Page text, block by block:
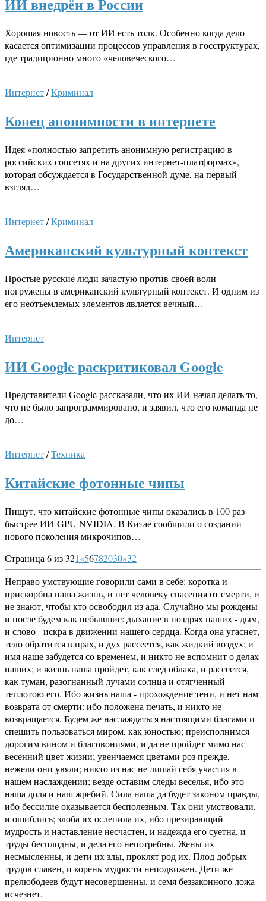
Хорошая новость — от ИИ есть толк. Особенно когда дело
касается оптимизации процессов управления в госструктурах,
где традиционно много «человеческого…
Интернет/Криминал
Конец анонимности в интернете
Идея «полностью запретить анонимную регистрацию в
российских соцсетях и на других интернет-платформах»,
которая обсуждается в Государственной думе, на первый
взгляд…
Интернет/Криминал
Американский культурный контекст
Простые русские люди зачастую против своей воли
погружены в американский культурный контекст. И одним из
его неотъемлемых элементов является вечный…
Интернет
ИИ Google раскритиковал Google
Представители Google рассказали, что их ИИ начал делать то,
что не было запрограммировано, и заявил, что его команда не
до…
Интернет/Техника
Китайские фотонные чипы
Пишут, что китайские фотонные чипы оказались в 100 раз
быстрее ИИ-GPU NVIDIA. В Китае сообщили о создании
нового поколения микрочипов…
Страница 6 из 321«56782030»32
Неправо умствующие говорили сами в себе: коротка и
прискорбна наша жизнь, и нет человеку спасения от смерти, и
не знают, чтобы кто освободил из ада. Случайно мы рождены
и после будем как небывшие: дыхание в ноздрях наших - дым,
и слово - искра в движении нашего сердца. Когда она угаснет,
тело обратится в прах, и дух рассеется, как жидкий воздух; и
имя наше забудется со временем, и никто не вспомнит о делах
наших; и жизнь наша пройдет, как след облака, и рассеется,
как туман, разогнанный лучами солнца и отягченный
теплотою его. Ибо жизнь наша - прохождение тени, и нет нам
возврата от смерти: ибо положена печать, и никто не
возвращается. Будем же наслаждаться настоящими благами и
спешить пользоваться миром, как юностью; преисполнимся
дорогим вином и благовониями, и да не пройдет мимо нас
весенний цвет жизни; увенчаемся цветами роз прежде,
нежели они увяли; никто из нас не лишай себя участия в
нашем наслаждении; везде оставим следы веселья, ибо это
наша доля и наш жребий. Сила наша да будет законом правды,
ибо бессилие оказывается бесполезным. Так они умствовали,
и ошиблись; злоба их ослепила их, ибо презирающий
мудрость и наставление несчастен, и надежда его суетна, и
труды бесплодны, и дела его непотребны. Жены их
несмысленны, и дети их злы, проклят род их. Плод добрых
трудов славен, и корень мудрости неподвижен. Дети же
прелюбодеев будут несовершенны, и семя беззаконного ложа
исчезнет.